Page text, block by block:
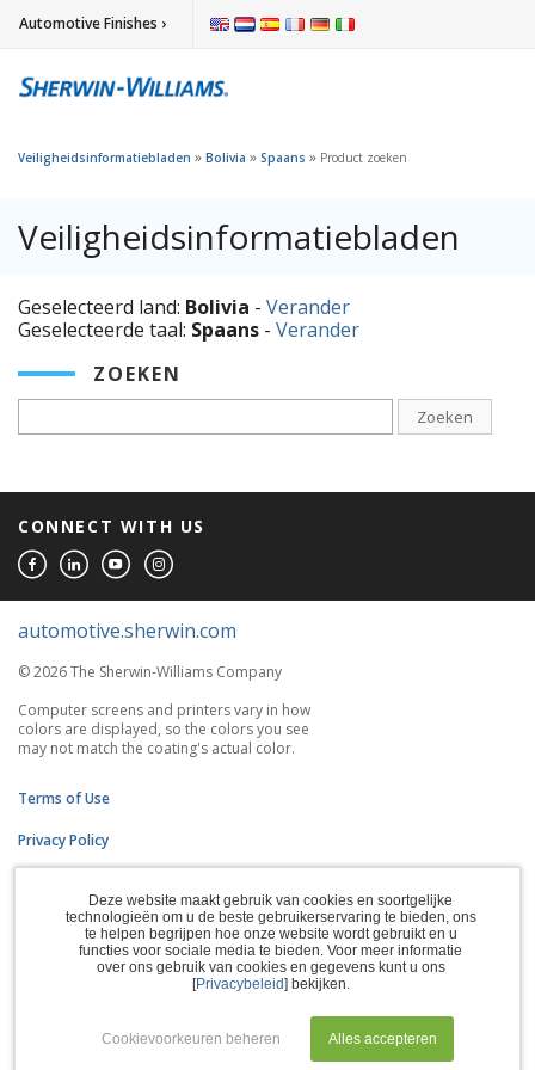
Automotive Finishes ›
Veiligheidsinformatiebladen » Bolivia » Spaans » Product zoeken
Veiligheidsinformatiebladen
Geselecteerd land: Bolivia - Verander
Geselecteerde taal: Spaans - Verander
ZOEKEN
Zoeken
CONNECT WITH US
automotive.sherwin.com
© 2026 The Sherwin-Williams Company
Computer screens and printers vary in how
colors are displayed, so the colors you see
may not match the coating's actual color.
Terms of Use
Privacy Policy
CA Supply Chains Act
Do Not Sell My Information
Manage Cookies
Deze website maakt gebruik van cookies en soortgelijke
technologieën om u de beste gebruikerservaring te bieden, ons
te helpen begrijpen hoe onze website wordt gebruikt en u
functies voor sociale media te bieden. Voor meer informatie
over ons gebruik van cookies en gegevens kunt u ons
[Privacybeleid] bekijken.
Cookievoorkeuren beheren Alles accepteren